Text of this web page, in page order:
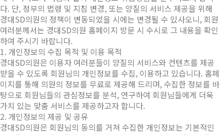
다. 단, 정부의 법령 및 지침 변경, 또는 양질의 서비스 제공을 위해
경대SD의원의 정책이 변동되었을 시에는 변경될 수 있사오니, 회원
여러분께서는 경대SD의원 홈페이지 방문 시 수시로 그 내용을 확인
하여 주시기 바랍니다.
1. 개인정보의 수집 목적 및 이용 목적
경대SD의원은 이용자 여러분들이 양질의 서비스와 컨텐츠를 제공
받을 수 있도록 회원님의 개인정보를 수집, 이용하고 있습니다. 홈페
이지를 통해 의원의 정보를 무료로 제공해 드리며, 수집한 정보를 바
탕으로 회원님들의 관심정보를 분석, 연구하여 회원님들에게 더욱
가치 있는 맞춤 서비스를 제공하고자 합니다.
2. 개인정보의 제공 및 공유
경대SD의원은 회원님의 동의를 거쳐 수집한 개인정보는 기본적인